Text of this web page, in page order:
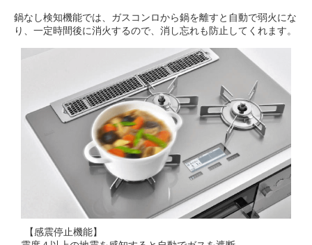
鍋なし検知機能では、ガスコンロから鍋を離すと自動で弱火にな
り、一定時間後に消火するので、消し忘れも防止してくれます。
【感震停止機能】